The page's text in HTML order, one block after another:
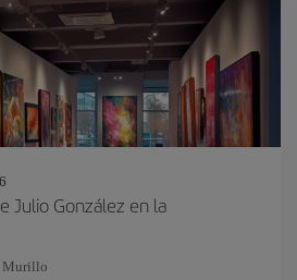
Julio González en la
Murillo